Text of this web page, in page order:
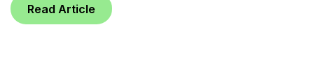
Read Article